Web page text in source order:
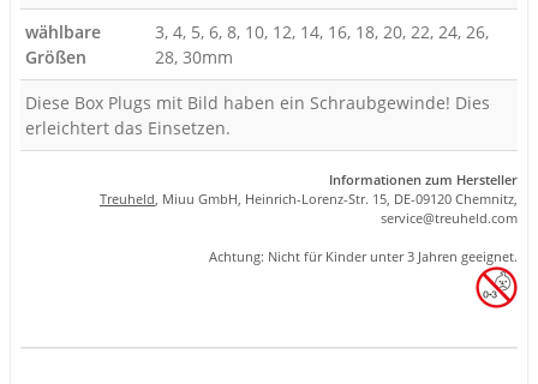
wählbare
Größen
3, 4, 5, 6, 8, 10, 12, 14, 16, 18, 20, 22, 24, 26,
28, 30mm
Diese Box Plugs mit Bild haben ein Schraubgewinde! Dies
erleichtert das Einsetzen.
Informationen zum Hersteller
Treuheld, Miuu GmbH, Heinrich-Lorenz-Str. 15, DE-09120 Chemnitz,
service@treuheld.com
Achtung: Nicht für Kinder unter 3 Jahren geeignet.